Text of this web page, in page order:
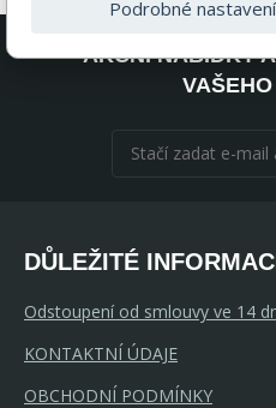
AKČNÍ NABÍDKY
DŮLEŽITÉ
Odstoupení od smlouvy ve 14
KONTAKTNÍ ÚDAJE
OBCHODNÍ PODMÍNKY
Podrobné